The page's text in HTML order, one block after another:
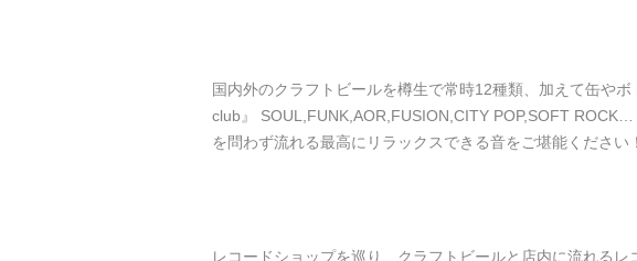
国内外のクラフトビールを樽生で常時12種類、加えて缶や
club』 SOUL,FUNK,AOR,FUSION,CITY POP,SOFT
を問わず流れる最高にリラックスできる音をご堪能ください！
レコードショップを巡り、クラフトビールと店内に流れるレ